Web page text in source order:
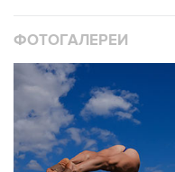
ФОТОГАЛЕРЕИ